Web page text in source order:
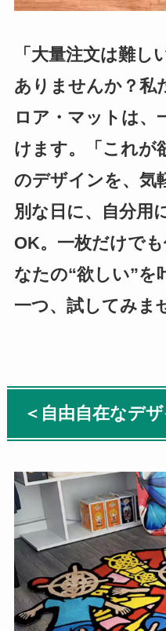
「大量注文は難
ありませんか？私
ロア・マットは、
けます。「これが
のデザインを、気
別な日に、自分用
OK。一枚だけで
なたの“欲しい”を
一つ、試してみま
＜自由自在なデ